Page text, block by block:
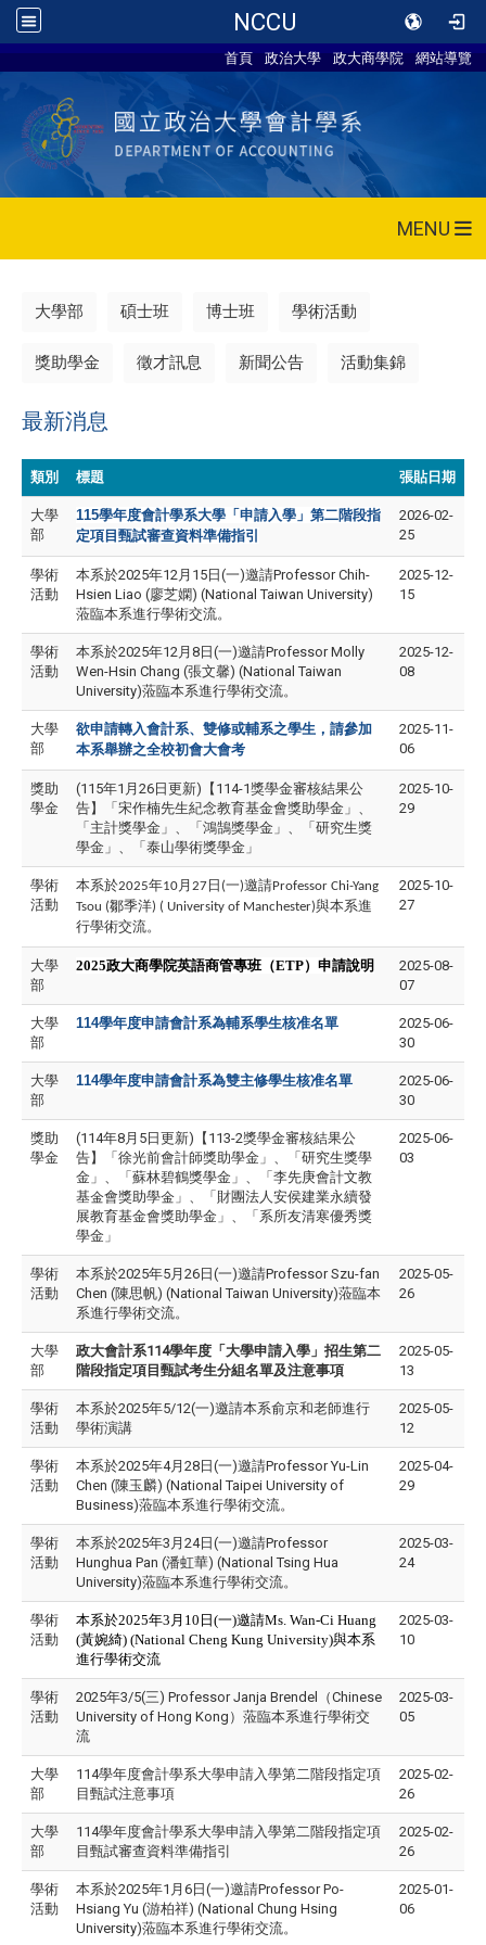
NCCU
首頁 政治大學 政大商學院 網站導覽
MENU
大學部 碩士班 博士班 學術活動
獎助學金 徵才訊息 新聞公告 活動集錦
最新消息
類別 標題 張貼日期
大學
部
115學年度會計學系大學 「申請入學」 第二階段指
定項目甄試審查資料準備指引
2026-02-
25
學術
活動
本系於2025年12月15日(一)邀請Professor Chih-
Hsien Liao (廖芝嫻) (National Taiwan University)
蒞臨本系進行學術交流。
2025-12-
15
學術
活動
本系於2025年12月8日(一)邀請Professor Molly
Wen-Hsin Chang (張文馨) (National Taiwan
University)蒞臨本系進行學術交流。
2025-12-
08
大學
部
欲申請轉入會計系、雙修或輔系之學生，請參加
本系舉辦之全校初會大會考
2025-11-
06
獎助
學金
(115年1月26日更新)【114-1獎學金審核結果公
告】「宋作楠先生紀念教育基金會獎助學金」、
「主計獎學金」、「鴻鵠獎學金」、「研究生獎
學金」、「泰山學術獎學金」
2025-10-
29
學術
活動
本系於2025年10 月 27 日 (一)邀請Professor Chi-Yang
Tsou (鄒季洋) ( University of Manchester)與本系進
行學術交流。
2025-10-
27
大學
部
2025政大商學院英語商管專班（ETP）申請說明
2025-08-
07
大學
部
114學年度申請會計系為輔系學生核准名單
2025-06-
30
大學
部
114學年度申請會計系為雙主修學生核准名單
2025-06-
30
獎助
學金
(114年8月5日更新)【113-2獎學金審核結果公
告】「徐光前會計師獎助學金」、「研究生獎學
金」、「蘇林碧鶴獎學金」、「李先庚會計文教
基金會獎助學金」、「財團法人安侯建業永續發
展教育基金會獎助學金」、「系所友清寒優秀獎
學金」
2025-06-
03
學術
活動
本系於2025年5月26日(一)邀請Professor Szu-fan
Chen (陳思帆) (National Taiwan University)蒞臨本
系進行學術交流。
2025-05-
26
大學
部
政大會計系114學年度 「大學申請入學」招生第二
階段指定項目甄試考生分組名單及注意事項
2025-05-
13
學術
活動
本系於2025年5/12(一)邀請本系俞京和老師進行
學術演講
2025-05-
12
學術
活動
本系於2025年4月28日(一)邀請Professor Yu-Lin
Chen (陳玉麟) (National Taipei University of
Business)蒞臨本系進行學術交流。
2025-04-
29
學術
活動
本系於2025年3月24日(一)邀請Professor
Hunghua Pan (潘虹華) (National Tsing Hua
University)蒞臨本系進行學術交流。
2025-03-
24
學術
活動
本系於2025年3月10日(一)邀請Ms. Wan-Ci Huang
(黃婉綺) (National Cheng Kung University)與本系
進行學術交流
2025-03-
10
學術
活動
2025年3/5(三) Professor Janja Brendel（Chinese
University of Hong Kong）蒞臨本系進行學術交
流
2025-03-
05
大學
部
114學年度會計學系大學申請入學第二階段指定項
目甄試注意事項
2025-02-
26
大學
部
114學年度會計學系大學申請入學第二階段指定項
目甄試審查資料準備指引
2025-02-
26
學術
活動
本系於2025年1月6日(一)邀請Professor Po-
Hsiang Yu (游柏祥) (National Chung Hsing
University)蒞臨本系進行學術交流。
2025-01-
06